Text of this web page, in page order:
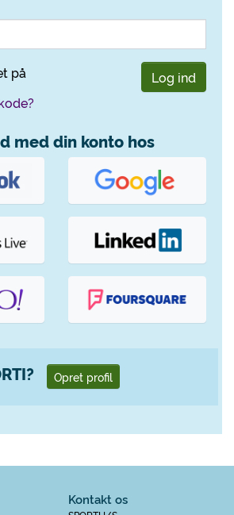
på
Log ind
med din konto hos
Opret profil
Kontakt os